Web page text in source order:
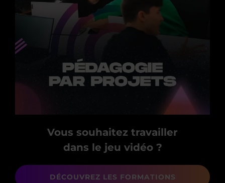
Vous souhaitez travailler
dans le jeu vidéo ?
DÉCOUVREZ LES FORMATIONS